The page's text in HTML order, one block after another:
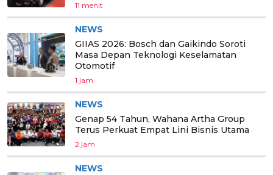
11 menit
NEWS
GIIAS 2026: Bosch dan Gaikindo Soroti
Masa Depan Teknologi Keselamatan
Otomotif
1 jam
NEWS
Genap 54 Tahun, Wahana Artha Group
Terus Perkuat Empat Lini Bisnis Utama
2 jam
NEWS